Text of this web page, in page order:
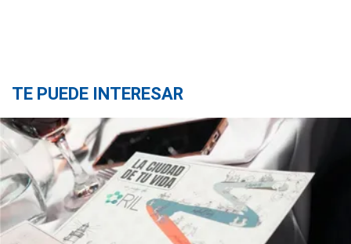
TE PUEDE INTERESAR